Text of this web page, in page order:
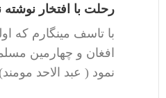
رحلت با افتخار نوشته
با تاسف مینگارم که
افغان و چهارمین
نمود ( عبد الاحد